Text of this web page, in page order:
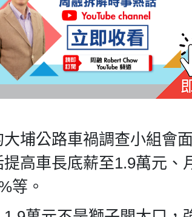
埔公路車禍調查小組會面
高車長底薪至1.9萬元、
等。